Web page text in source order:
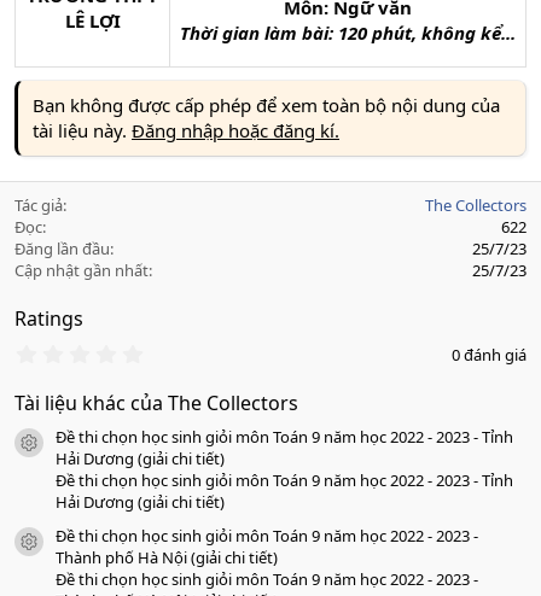
t
LÊ LỢI
Môn: Ngữ văn
Thời gian làm bài: 120 phút, không kể...
Bạn không được cấp phép để xem toàn bộ nội dung của
tài liệu này. Đăng nhập hoặc đăng kí.
Tác giả
The Collectors
Đọc
622
Đăng lần đầu
25/7/23
Cập nhật gần nhất
25/7/23
Ratings
0
0
a
o
0 đánh giá
Tài liệu khác của The Collectors
icon tài liệu
Đề thi chọn học sinh giỏi môn Toán 9 năm học 2022 - 2023 - Tỉnh
Hải Dương (giải chi tiết)
Đề thi chọn học sinh giỏi môn Toán 9 năm học 2022 - 2023 - Tỉnh
Hải Dương (giải chi tiết)
icon tài liệu
Đề thi chọn học sinh giỏi môn Toán 9 năm học 2022 - 2023 -
Thành phố Hà Nội (giải chi tiết)
Đề thi chọn học sinh giỏi môn Toán 9 năm học 2022 - 2023 -